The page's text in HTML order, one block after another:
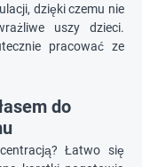
dzięki czemu nie
uszy dzieci.
pracować ze
do
Łatwo się